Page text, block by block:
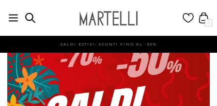
0
SALDI ESTIVI: SCONTI FINO AL -60%